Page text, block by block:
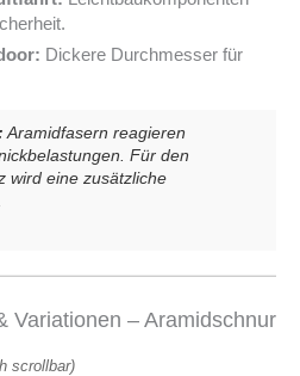
Dickere Durchmesser für
Aramidfasern reagieren
Für den
wird eine zusätzliche
Variationen – Aramidschnur
scrollbar)